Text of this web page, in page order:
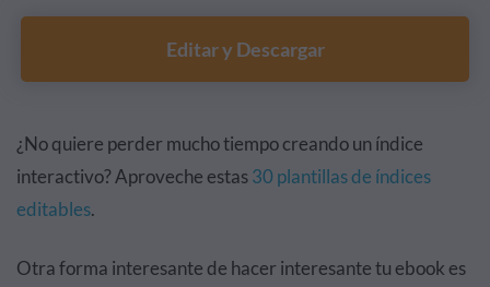
Editar y Descargar
¿No quiere perder mucho tiempo creando un índice
interactivo? Aproveche estas30 plantillas de índices
editables.
Otra forma interesante de hacer interesante tu ebook es